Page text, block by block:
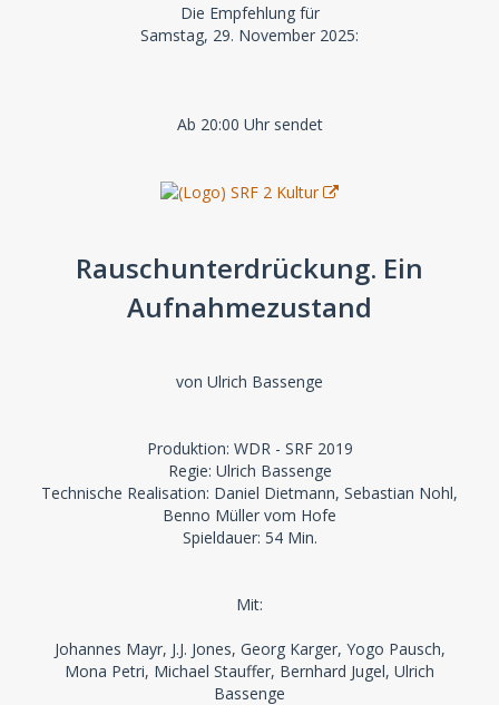
Die Empfehlung für
Samstag, 29. November 2025:
Ab 20:00 Uhr sendet
Rauschunterdrückung. Ein
Aufnahmezustand
von Ulrich Bassenge
Produktion: WDR - SRF 2019
Regie: Ulrich Bassenge
Technische Realisation: Daniel Dietmann, Sebastian Nohl,
Benno Müller vom Hofe
Spieldauer: 54 Min.
Mit:
Johannes Mayr, J.J. Jones, Georg Karger, Yogo Pausch,
Mona Petri, Michael Stauffer, Bernhard Jugel, Ulrich
Bassenge